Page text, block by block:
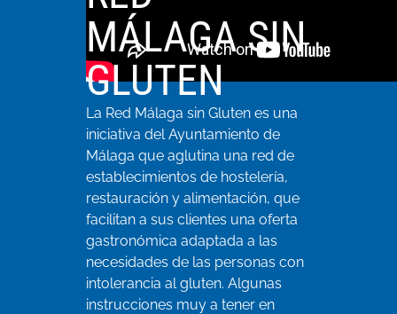
MÁLAGA SIN
GLUTEN
La Red Málaga sin Gluten es una
iniciativa del Ayuntamiento de
Málaga que aglutina una red de
establecimientos de hostelería,
restauración y alimentación, que
facilitan a sus clientes una oferta
gastronómica adaptada a las
necesidades de las personas con
intolerancia al gluten. Algunas
instrucciones muy a tener en